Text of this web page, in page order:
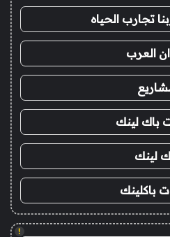
تجارب الحياه
العرب
باك لينك
لينك
باكلينك
!